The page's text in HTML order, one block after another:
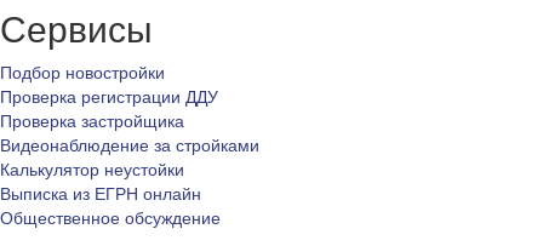
Сервисы
Подбор новостройки
Проверка регистрации ДДУ
Проверка застройщика
Видеонаблюдение за стройками
Калькулятор неустойки
Выписка из ЕГРН онлайн
Общественное обсуждение